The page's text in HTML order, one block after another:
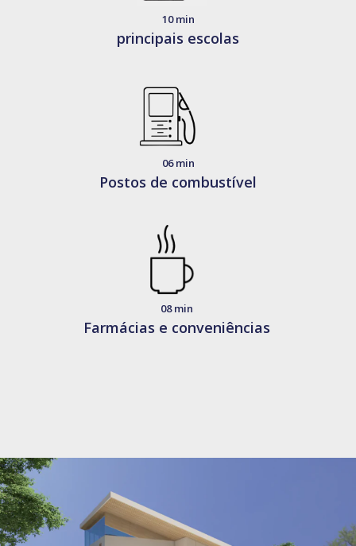
10 min
principais escolas
06 min
Postos de combustível
08 min
Farmácias e conveniências